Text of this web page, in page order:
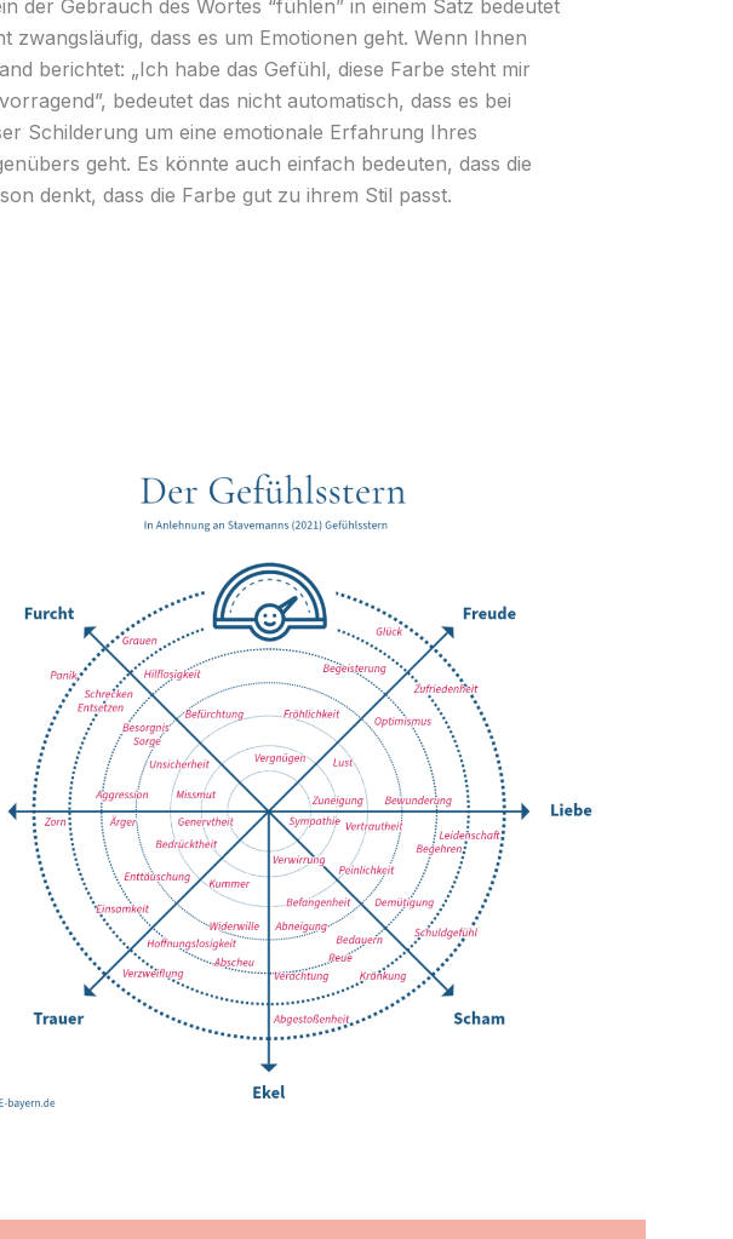
der Gebrauch des Wortes “fühlen” in einem Satz bedeutet
zwangsläufig, dass es um Emotionen geht. Wenn Ihnen
berichtet: „Ich habe das Gefühl, diese Farbe steht mir
bedeutet das nicht automatisch, dass es bei
Schilderung um eine emotionale Erfahrung Ihres
geht. Es könnte auch einfach bedeuten, dass die
denkt, dass die Farbe gut zu ihrem Stil passt.